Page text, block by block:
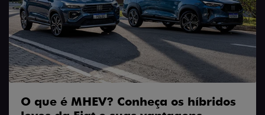
O que é MHEV? Conheça os híbridos